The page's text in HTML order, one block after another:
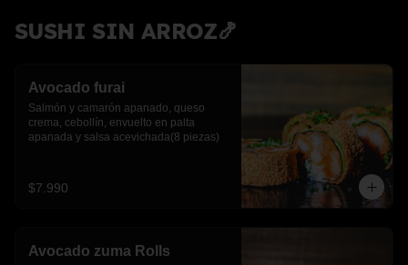
SUSHI SIN ARROZ🍤
Avocado furai
Salmón y camarón apanado, queso
crema, cebollín, envuelto en palta
apanada y salsa acevichada(8 piezas)
$7.990
Avocado zuma Rolls